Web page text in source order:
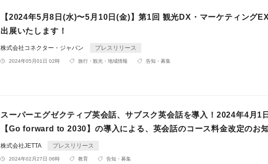
【2024年5月8日(水)〜5月10日(金)】第1回 観光DX・マーケティング
出展いたします！
株式会社コネクター・ジャパン プレスリリース
2024年05月01日 02時 旅行・観光・地域情報 告知・募集
スーパーエグゼクティブ英会話、サブスク英会話を導入！2024年4月1
【Go forward to 2030】の導入による、英会話のコース料金改定のお
株式会社JETTA プレスリリース
2024年02月27日 06時 教育 告知・募集